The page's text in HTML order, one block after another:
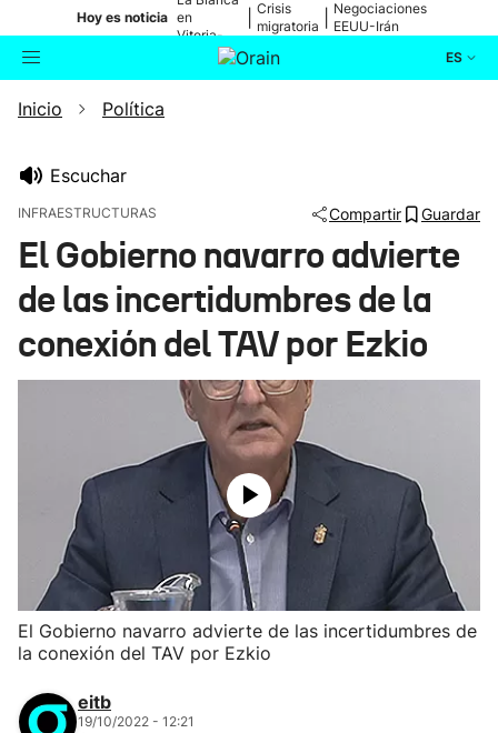
Hoy es noticia en
Vitoria-
Gasteiz
Crisis
migratoria
Negociaciones
EEUU-Irán
ES
Buscador
Ikusmiran
Eguraldia
Inicio Política
Escuchar
INFRAESTRUCTURAS Compartir Guardar
El Gobierno navarro advierte
de las incertidumbres de la
conexión del TAV por Ezkio
El Gobierno navarro advierte de las incertidumbres de
la conexión del TAV por Ezkio
eitb
19/10/2022 - 12:21